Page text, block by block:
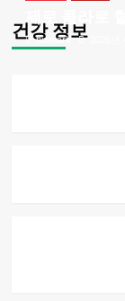
건강 정보
bizmark